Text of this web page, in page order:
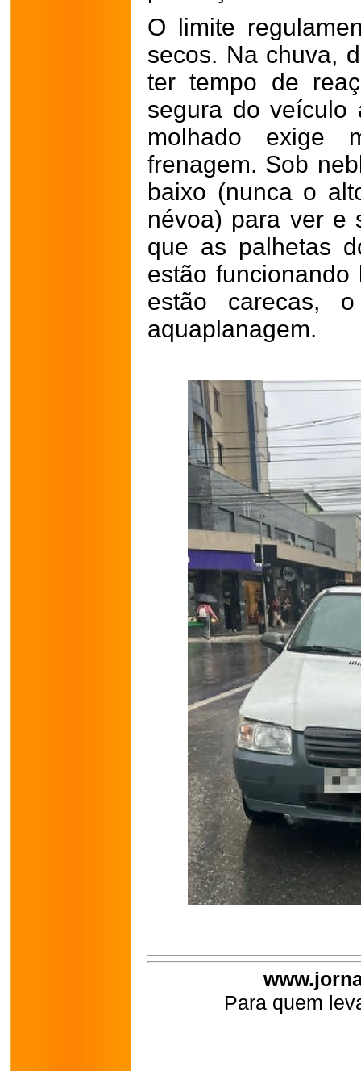
O limite
secos. Na chuva,
ter tempo de
segura do veículo
molhado exige
frenagem. Sob
baixo (nunca o
névoa) para ver e
que as palhetas
estão
estão carecas,
aquaplanagem.
Para quem